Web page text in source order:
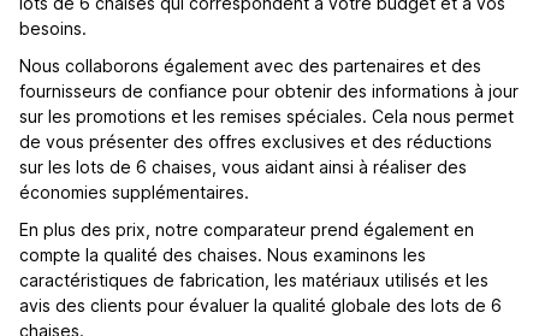
besoins.
Nous collaborons également avec des partenaires et des
fournisseurs de confiance pour obtenir des informations à jour
sur les promotions et les remises spéciales. Cela nous permet
de vous présenter des offres exclusives et des réductions
sur les lots de 6 chaises, vous aidant ainsi à réaliser des
économies supplémentaires.
En plus des prix, notre comparateur prend également en
compte la qualité des chaises. Nous examinons les
caractéristiques de fabrication, les matériaux utilisés et les
avis des clients pour évaluer la qualité globale des lots de 6
chaises.